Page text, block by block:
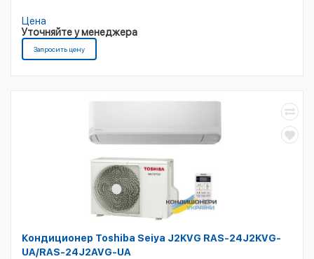
Цена
Уточняйте у менеджера
Запросить цену
Кондиционер Toshiba Seiya J2KVG RAS-24J2KVG-
UA/RAS-24J2AVG-UA